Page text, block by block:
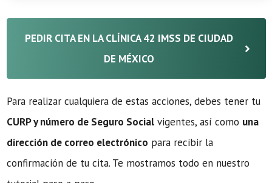
PEDIR CITA EN LA CLÍNICA 42 IMSS DE CIUDAD
DE MÉXICO
Para realizar cualquiera de estas acciones, debes tener tu
CURP y número de Seguro Social vigentes, así como una
dirección de correo electrónico para recibir la
confirmación de tu cita. Te mostramos todo en nuestro